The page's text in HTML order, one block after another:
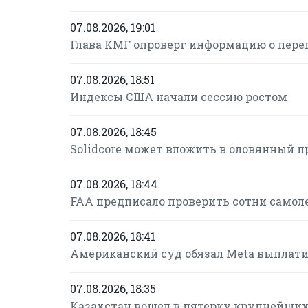
07.08.2026, 19:01
Глава КМГ опроверг информацию о
07.08.2026, 18:51
Индексы США начали сессию ростом
07.08.2026, 18:45
Solidcore может вложить в оловянный
07.08.2026, 18:44
FAA предписало проверить сотни
07.08.2026, 18:41
Американский суд обязал Meta
07.08.2026, 18:35